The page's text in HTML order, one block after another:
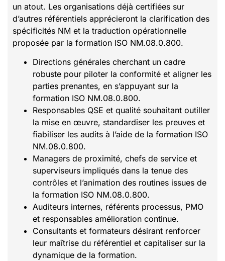
un atout. Les organisations déjà certifiées sur
d’autres référentiels apprécieront la clarification des
spécificités NM et la traduction opérationnelle
proposée par la formation ISO NM.08.0.800.
Directions générales cherchant un cadre
robuste pour piloter la conformité et aligner les
parties prenantes, en s’appuyant sur la
formation ISO NM.08.0.800.
Responsables QSE et qualité souhaitant outiller
la mise en œuvre, standardiser les preuves et
fiabiliser les audits à l’aide de la formation ISO
NM.08.0.800.
Managers de proximité, chefs de service et
superviseurs impliqués dans la tenue des
contrôles et l’animation des routines issues de
la formation ISO NM.08.0.800.
Auditeurs internes, référents processus, PMO
et responsables amélioration continue.
Consultants et formateurs désirant renforcer
leur maîtrise du référentiel et capitaliser sur la
dynamique de la formation.